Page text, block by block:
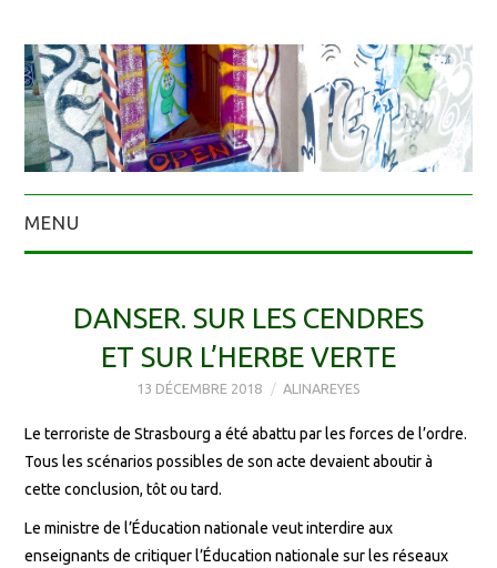
MENU
DANSER. SUR LES CENDRES
ET SUR L’HERBE VERTE
13 DÉCEMBRE 2018 ALINAREYES
Le terroriste de Strasbourg a été abattu par les forces de l’ordre.
Tous les scénarios possibles de son acte devaient aboutir à
cette conclusion, tôt ou tard.
Le ministre de l’Éducation nationale veut interdire aux
enseignants de critiquer l’Éducation nationale sur les réseaux